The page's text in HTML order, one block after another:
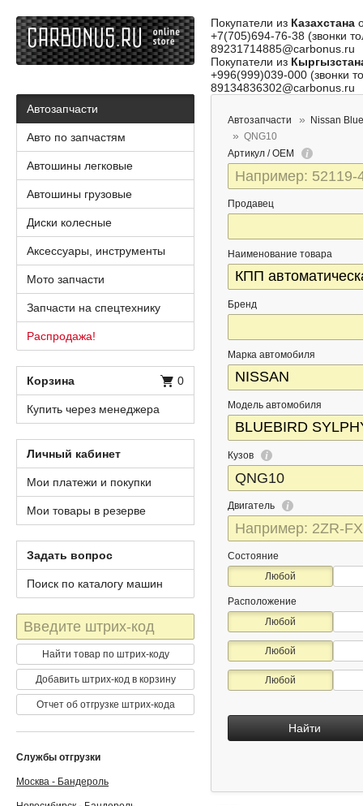
Покупатели из Казахстана
+7(705)694-76-38 (звонки
89231714885@carbonus.ru
Покупатели из
+996(999)039-000 (звонки
89134836302@carbonus.ru
Автозапчасти
Nissan
QNG10
Артикул / OEM
Продавец
Наименование товара
Бренд
Марка автомобиля
Модель автомобиля
Кузов
Двигатель
Состояние
Любой
Расположение
Любой
Любой
Любой
Найти
Автозапчасти
Авто по запчастям
Автошины легковые
Автошины грузовые
Диски колесные
Аксессуары, инструменты
Мото запчасти
Запчасти на спецтехнику
Распродажа!
Корзина 0
Купить через менеджера
Личный кабинет
Мои платежи и покупки
Мои товары в резерве
Задать вопрос
Поиск по каталогу машин
Штрих-
код
Найти товар по штрих-коду
Добавить штрих-код в корзину
Отчет об отгрузке штрих-кода
Службы отгрузки
Москва - Бандероль